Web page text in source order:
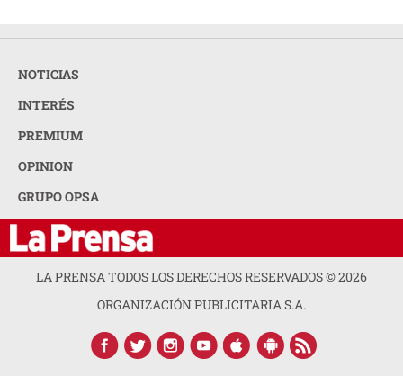
NOTICIAS
INTERÉS
PREMIUM
OPINION
GRUPO OPSA
LA PRENSA TODOS LOS DERECHOS RESERVADOS ©2026
ORGANIZACIÓN PUBLICITARIA S.A.